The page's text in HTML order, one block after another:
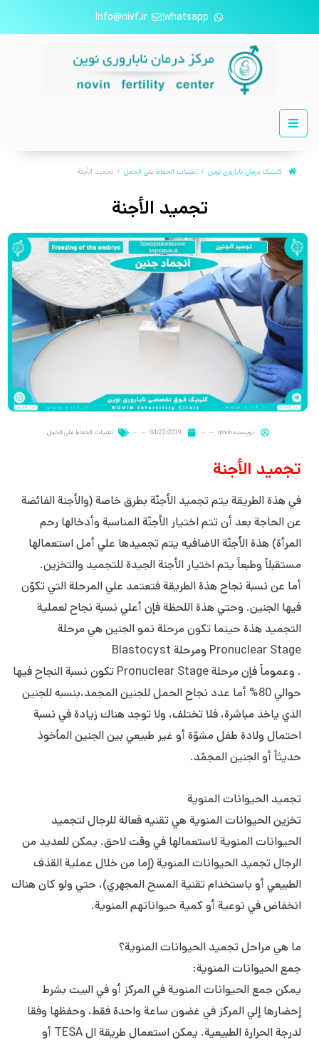
whatsapp
Info@nivf.ir
کلینیک درمان ناباروری نوین تقنيات الحفاظ على الحمل تجميد الأجنة
تجميد الأجنة
نویسندهnovin
04/22/2019 تقنيات الحفاظ على الحمل
تجميد الأجنة
في هذة الطريقة يتم تجميد الأجنّة بطرق خاصة (والأجنة الفائضة
عن الحاجة بعد أن تتم اختيار الأجنّة المناسبة وأدخالها رحم
المرأة) هذة الأجنّة الاضافیه يتم تجميدها علي أمل استعمالها
مستقبلاً وطبعاً يتم اختيار الأجنة الجيدة للتجمید والتخزین.
أما عن نسبة نجاح هذة الطريقة فتعتمد علي المرحلة التي تكوّن
فيها الجنين. وحتي هذة اللحظة فإن أعلي نسبة نجاح لعملية
التجميد هذة حينما تكون مرحلة نمو الجنين هي مرحلة
Pronuclear Stage ومرحلة Blastocyst
. وعموماً فإن مرحلة Pronuclear Stage تكون نسبة النجاح فيها
حوالي 80% أما عدد نجاح الحمل للجنين المجمد،بنسبه للجنين
الذي یاخذ مباشرة، فلا تختلف، ولا توجد هناك زيادة في نسبة
احتمال ولادة طفل مشوّة أو غير طبيعي بين الجنين المأخوذ
حديثاً أو الجنين المجمّد.
تجميد الحيوانات المنوية
تخزین الحيوانات المنوية هي تقنیه فعالة للرجال لتجمید
الحيوانات المنوية لاستعمالها في وقت لاحق. يمكن للعديد من
الرجال تجمید الحيوانات المنوية (إما من خلال عملية القذف
الطبيعي أو باستخدام تقنية المسح المجهري)، حتي ولو كان هناك
انخفاض في نوعية أو كمية حيواناتهم المنوية.
ما هي مراحل تجميد الحيوانات المنوية؟
جمع الحيوانات المنوية:
يمكن جمع الحيوانات المنوية في المركز أو في البيت بشرط
إحضارها إلي المركز في غضون ساعة واحدة فقط، وحفظها وفقا
لدرجة الحرارة الطبيعية. يمكن استعمال طريقة ال TESA أو